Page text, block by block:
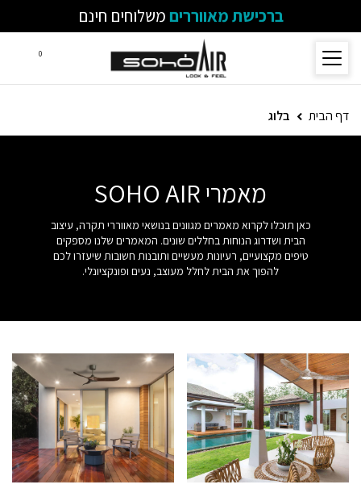
ברכישת מאוורריםמשלוחים חינם
0
דף הבית בלוג
מאמרי SOHO AIR
כאן תוכלו לקרוא מאמרים מגוונים בנושאי מאווררי תקרה, עיצוב
הבית ושדרוג הנוחות בחללים שונים. המאמרים שלנו מספקים
טיפים מקצועיים, רעיונות מעשיים ותובנות חשובות שיעזרו לכם
להפוך את הבית לחלל מעוצב, נעים ופונקציונלי.